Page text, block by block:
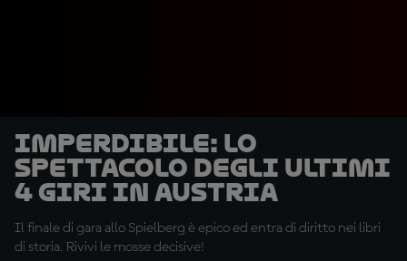
IMPERDIBILE: Lo
spettacolo degli ultimi
4 giri in Austria
Il finale di gara allo Spielberg è epico ed entra di diritto nei libri
di storia. Rivivi le mosse decisive!